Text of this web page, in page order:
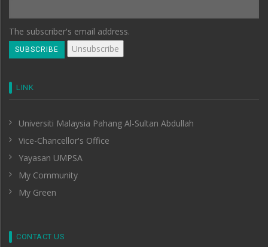
The subscriber's email address.
LINK
Universiti Malaysia Pahang Al-Sultan Abdullah
Vice-Chancellor's Office
Yayasan UMPSA
My Community
My Green
CONTACT US